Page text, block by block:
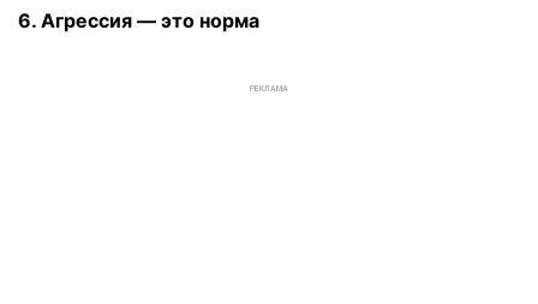
6. Агрессия — это норма
РЕКЛАМА